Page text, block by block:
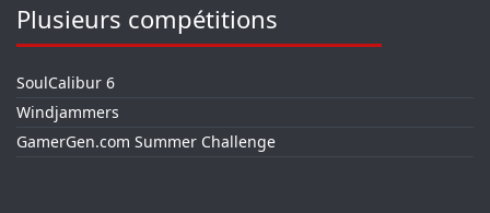
Plusieurs compétitions
SoulCalibur 6
Windjammers
GamerGen.com Summer Challenge